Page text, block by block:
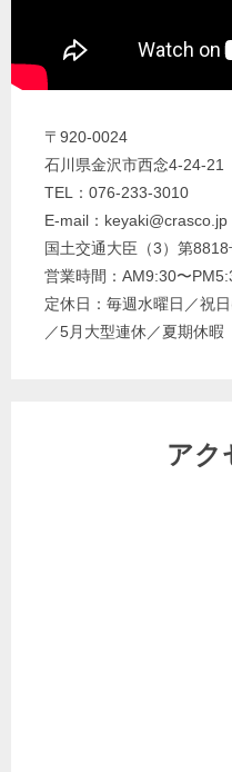
〒920-0024
石川県金沢市西念4-24-21
TEL： 076-233-3010
E-mail： keyaki@crasco.jp
国土交通大臣（3）第8818
営業時間：AM9:30〜
定休日：毎週水曜日／祝
／5月大型連休／夏期休暇
アク